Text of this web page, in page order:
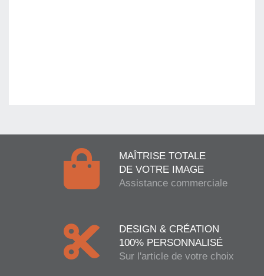
MAÎTRISE TOTALE
DE VOTRE IMAGE
Assistance commerciale
DESIGN & CRÉATION
100% PERSONNALISÉ
Sur l'article de votre choix